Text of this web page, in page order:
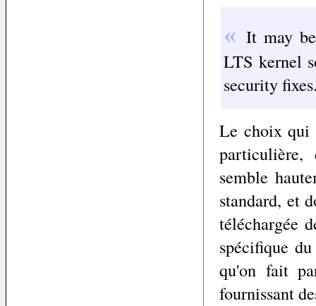
It may
LTS kernel
security
Le choix qui
semble
standard, et
téléchargée
spécifique
qu'on fait
fournissant